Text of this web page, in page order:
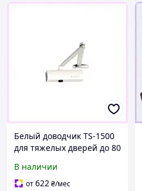
Белый доводчик TS-1500
для тяжелых дверей до 80
В наличии
от622₴/мес